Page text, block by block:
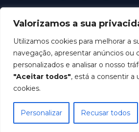
Valorizamos a sua
Utilizamos cookies para melhorar a
navegação, apresentar anúncios ou
personalizados e analisar o nosso
"Aceitar todos", está a consentir a
cookies.
Personalizar Recusar todos
Copyright © 2026
Powered by TEO